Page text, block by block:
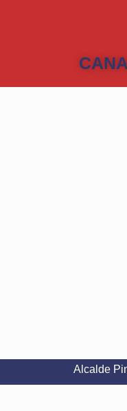
Alcalde Pinedo